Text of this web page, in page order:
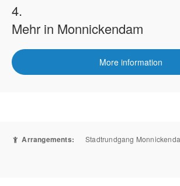
4.
Mehr in Monnickendam
More information
Arrangements: Stadtrundgang